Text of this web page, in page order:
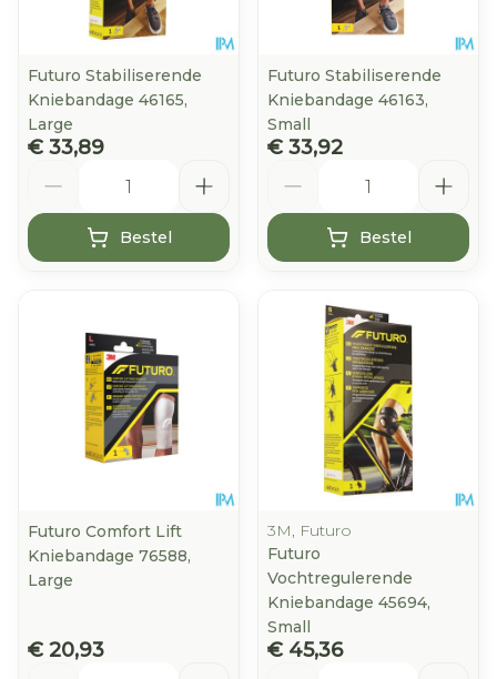
Futuro Stabiliserende
Kniebandage 46165,
Large
€ 33,89
Bestel
Futuro Stabiliserende
Kniebandage 46163,
Small
€ 33,92
Bestel
Futuro Comfort Lift
Kniebandage 76588,
Large
€ 20,93
3M, Futuro
Futuro
Vochtregulerende
Kniebandage 45694,
Small
€ 45,36